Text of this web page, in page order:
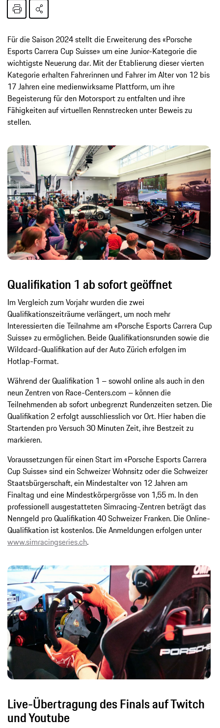
Für die Saison 2024 stellt die Erweiterung des «Porsche
Esports Carrera Cup Suisse» um eine Junior-Kategorie die
wichtigste Neuerung dar. Mit der Etablierung dieser vierten
Kategorie erhalten Fahrerinnen und Fahrer im Alter von 12 bis
17 Jahren eine medienwirksame Plattform, um ihre
Begeisterung für den Motorsport zu entfalten und ihre
Fähigkeiten auf virtuellen Rennstrecken unter Beweis zu
stellen.
Qualifikation 1 ab sofort geöffnet
Im Vergleich zum Vorjahr wurden die zwei
Qualifikationszeiträume verlängert, um noch mehr
Interessierten die Teilnahme am «Porsche Esports Carrera Cup
Suisse» zu ermöglichen. Beide Qualifikationsrunden sowie die
Wildcard-Qualifikation auf der Auto Zürich erfolgen im
Hotlap-Format.
Während der Qualifikation 1 – sowohl online als auch in den
neun Zentren von Race-Centers.com – können die
Teilnehmenden ab sofort unbegrenzt Rundenzeiten setzen. Die
Qualifikation 2 erfolgt ausschliesslich vor Ort. Hier haben die
Startenden pro Versuch 30 Minuten Zeit, ihre Bestzeit zu
markieren.
Voraussetzungen für einen Start im «Porsche Esports Carrera
Cup Suisse» sind ein Schweizer Wohnsitz oder die Schweizer
Staatsbürgerschaft, ein Mindestalter von 12 Jahren am
Finaltag und eine Mindestkörpergrösse von 1,55 m. In den
professionell ausgestatteten Simracing-Zentren beträgt das
Nenngeld pro Qualifikation 40 Schweizer Franken. Die Online-
Qualifikation ist kostenlos. Die Anmeldungen erfolgen unter
www.simracingseries.ch.
Live-Übertragung des Finals auf Twitch
und Youtube